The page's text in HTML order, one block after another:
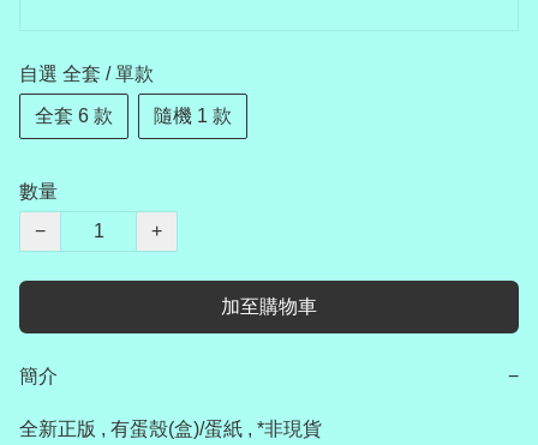
自選 全套 / 單款
全套 6 款 隨機 1 款
數量
−
+
加至購物車
簡介 −
全新正版 , 有蛋殼(盒)/蛋紙 , *非現貨